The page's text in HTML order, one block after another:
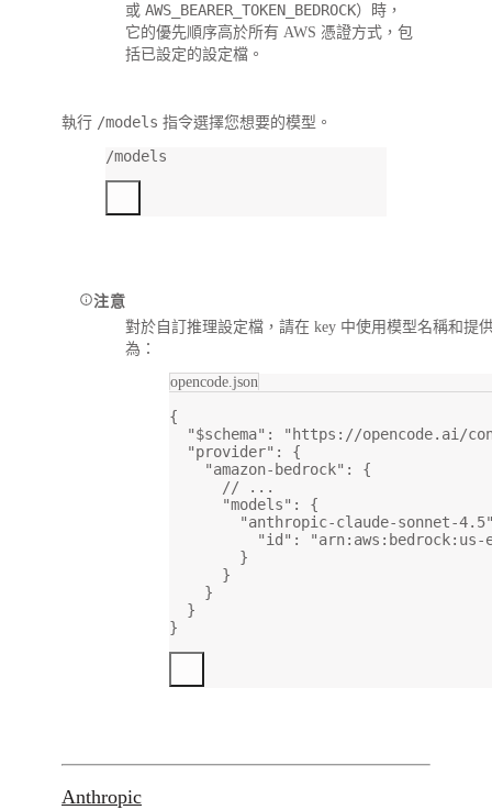
或 AWS_BEARER_TOKEN_BEDROCK）時，
它的優先順序高於所有 AWS 憑證方式，包
括已設定的設定檔。
執行 /models 指令選擇您想要的模型。
/models
注意
對於自訂推理設定檔，請在 key 中使用模型名稱和提
為：
opencode.json
{
"$schema" :
"https://opencode.ai/
"provider" : {
"amazon-bedrock" : {
// ...
"models" : {
"anthropic-claude-sonnet-
"id" :
}
}
}
}
}
Anthropic